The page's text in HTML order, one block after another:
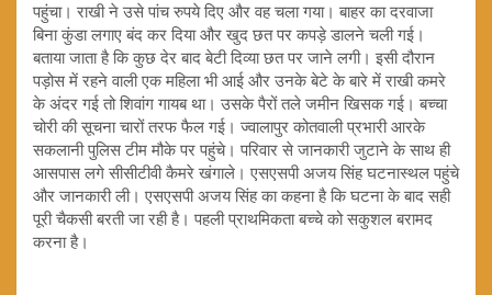
पहुंचा। राखी ने उसे पांच रुपये दिए और वह चला गया। बाहर का दरवाजा
बिना कुंडा लगाए बंद कर दिया और खुद छत पर कपड़े डालने चली गई।
बताया जाता है कि कुछ देर बाद बेटी दिव्या छत पर जाने लगी। इसी दौरान
पड़ोस में रहने वाली एक महिला भी आई और उनके बेटे के बारे में राखी कमरे
के अंदर गई तो शिवांग गायब था। उसके पैरों तले जमीन खिसक गई। बच्चा
चोरी की सूचना चारों तरफ फैल गई। ज्वालापुर कोतवाली प्रभारी आरके
सकलानी पुलिस टीम मौके पर पहुंचे। परिवार से जानकारी जुटाने के साथ ही
आसपास लगे सीसीटीवी कैमरे खंगाले। एसएसपी अजय सिंह घटनास्थल पहुंचे
और जानकारी ली। एसएसपी अजय सिंह का कहना है कि घटना के बाद सही
पूरी चैकसी बरती जा रही है। पहली प्राथमिकता बच्चे को सकुशल बरामद
करना है।